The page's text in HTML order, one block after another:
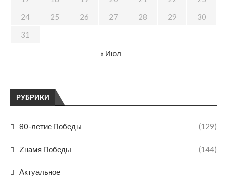
РУБРИКИ
80-летие Победы (129)
Zнамя Победы (144)
Актуальное
24
25 26 27 28 29
30
31
« Июл